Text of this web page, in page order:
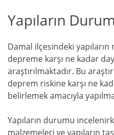
Yapıların
Damal ilçesindeki
depreme karşı ne kadar
araştırılmaktadır. Bu
deprem riskine karşı ne
belirlemek amacıyla
Yapıların durumu
malzemeleri ve yapıların